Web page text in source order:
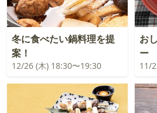
冬に食べたい鍋料理を提
案！
12/26 (木) 18:30〜19:30
お
ー
11/